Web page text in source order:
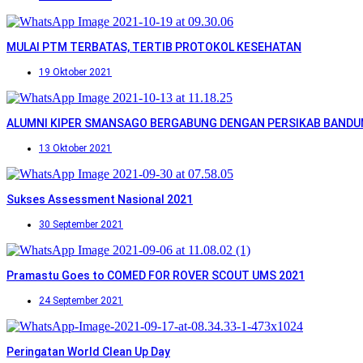
MULAI PTM TERBATAS, TERTIB PROTOKOL KESEHATAN
19 Oktober 2021
ALUMNI KIPER SMANSAGO BERGABUNG DENGAN PERSIKAB
13 Oktober 2021
Sukses Assessment Nasional 2021
30 September 2021
Pramastu Goes to COMED FOR ROVER SCOUT UMS 2021
24 September 2021
Peringatan World Clean Up Day